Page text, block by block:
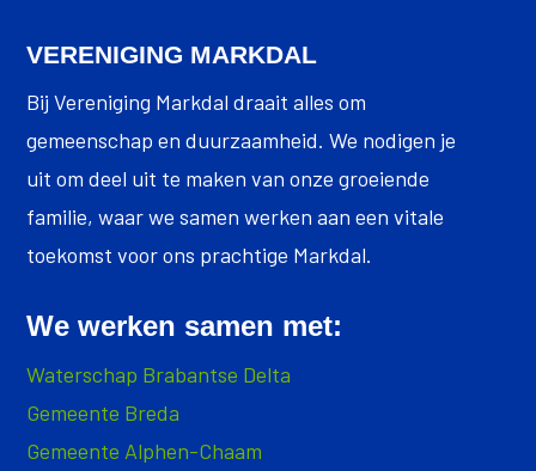
VERENIGING MARKDAL
Bij Vereniging Markdal draait alles om
gemeenschap en duurzaamheid. We nodigen je
uit om deel uit te maken van onze groeiende
familie, waar we samen werken aan een vitale
toekomst voor ons prachtige Markdal.
We werken samen met:
Waterschap Brabantse Delta
Gemeente Breda
Gemeente Alphen-Chaam